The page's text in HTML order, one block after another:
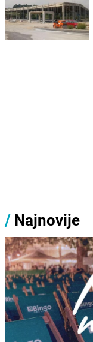
/ Najnovije